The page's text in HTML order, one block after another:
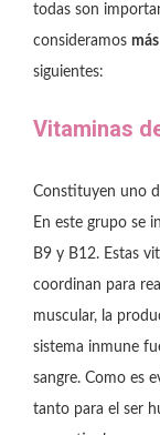
todas son
consideramos
siguientes:
Vitaminas
Constituyen uno
En este grupo se
B9 y B12. Estas
coordinan para
muscular, la
sistema inmune
sangre. Como es
tanto para el ser